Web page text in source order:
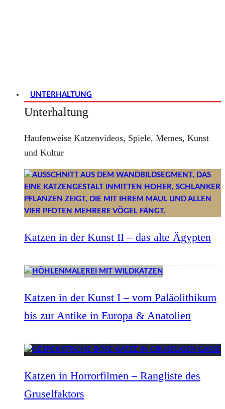
UNTERHALTUNG
Unterhaltung
Haufenweise Katzenvideos, Spiele, Memes, Kunst
und Kultur
Katzen in der Kunst II – das alte Ägypten
Katzen in der Kunst I – vom Paläolithikum
bis zur Antike in Europa & Anatolien
Katzen in Horrorfilmen – Rangliste des
Gruselfaktors